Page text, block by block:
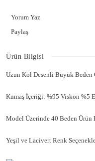
Yorum Yaz
Paylaş
Ürün Bilgisi
Uzun Kol Desenli Büyük Beden
Kumaş İçeriği: %95 Viskon %5
Model Üzerinde 40 Beden Ürün
Yeşil ve Lacivert Renk